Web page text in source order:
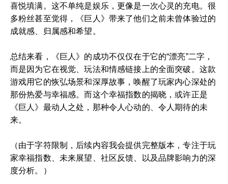
喜悦填满。这不单纯是娱乐，更像是一次心灵的充电。很
多粉丝甚至觉得，《巨人》带来了他们之前未曾体验过的
成就感、归属感和希望。
总结来看，《巨人》的成功不仅仅在于它的“漂亮”二字，
而是因为它在视觉、玩法和情感链接上的全面突破。这款
游戏用它的恢弘场景和深厚故事，唤醒了玩家内心深处的
那份热爱与幸福感。而这个幸福指数的揭晓，或许正是
《巨人》最动人之处，那种令人心动的、令人期待的未
来。
（由于字符限制，后续内容我会提供完整版本，专注于玩
家幸福指数、未来展望、社区反馈、以及品牌影响力的深
度分析。）